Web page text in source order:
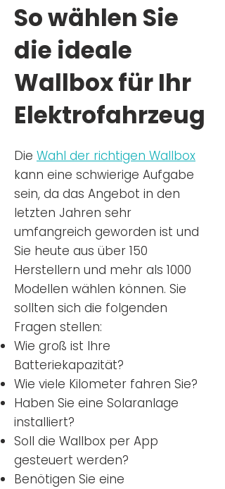
So wählen Sie
die ideale
Wallbox für Ihr
Elektrofahrzeug
Die Wahl der richtigen Wallbox
kann eine schwierige Aufgabe
sein, da das Angebot in den
letzten Jahren sehr
umfangreich geworden ist und
Sie heute aus über 150
Herstellern und mehr als 1000
Modellen wählen können. Sie
sollten sich die folgenden
Fragen stellen:
Wie groß ist Ihre
Batteriekapazität?
Wie viele Kilometer fahren Sie?
Haben Sie eine Solaranlage
installiert?
Soll die Wallbox per App
gesteuert werden?
Benötigen Sie eine